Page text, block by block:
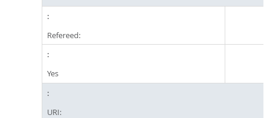
Refereed:
Yes
URI: